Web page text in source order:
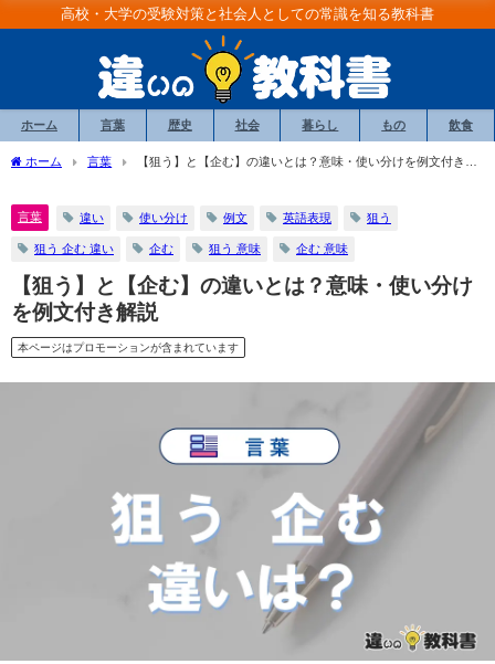
高校・大学の受験対策と社会人としての常識を知る教科書
ホーム 言葉 歴史 社会 暮らし もの 飲食
ホーム 言葉
【狙う】と【企む】の違いとは？意味・使い分けを例文付き解
言葉 違い 使い分け 例文 英語表現 狙う
狙う 企む 違い 企む 狙う 意味 企む 意味
【狙う】と【企む】の違いとは？意味・使い分け
を例文付き解説
本ページはプロモーションが含まれています